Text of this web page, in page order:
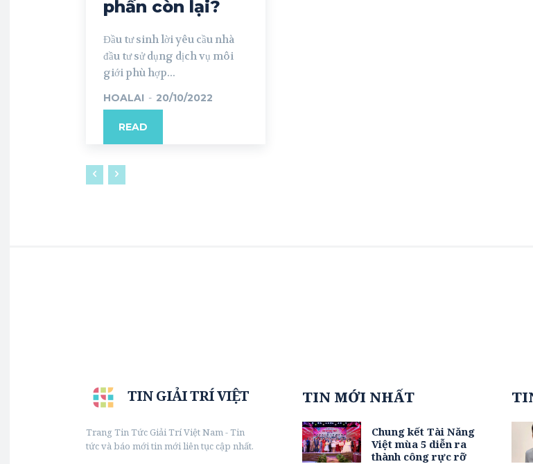
phần còn lại?
Đầu tư sinh lời yêu cầu nhà
đầu tư sử dụng dịch vụ môi
giới phù hợp...
HOALAI - 20/10/2022
READ
TIN GIẢI TRÍ VIỆT
Trang Tin Tức Giải Trí Việt Nam - Tin
tức và báo mới tin mới liên tục cập nhất.
TIN MỚI NHẤT
Chung kết Tài Năng
Việt mùa 5 diễn ra
thành công rực rỡ